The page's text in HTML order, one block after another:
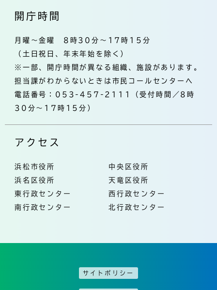
開庁時間
月曜～金曜 8時30分～17時15分
（土日祝日、年末年始を除く）
※一部、開庁時間が異なる組織、施設があります。
担当課がわからないときは市民コールセンターへ
電話番号：053-457-2111（受付時間／8時
30分～17時15分）
アクセス
浜松市役所
中央区役所
浜名区役所
天竜区役所
東行政センター
西行政センター
南行政センター
北行政センター
サイトポリシー